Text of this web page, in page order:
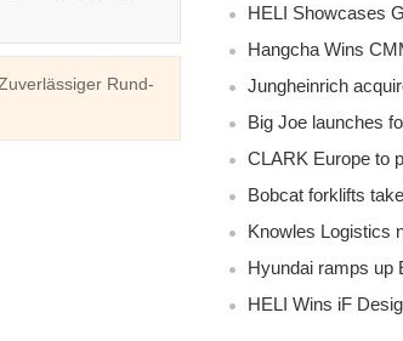
Rund-
HELI Showcases
at CeMAT Australia
Hangcha Wins
the Middle East
Jungheinrich
Big Joe launches
CLARK Europe to
series
Bobcat forklifts
Knowles Logistics
fleetHyundai ramps up
growth strategy
HELI Wins iF